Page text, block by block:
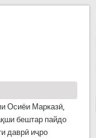
Осиёи Марказӣ,
бештар пайдо
даврӣ иҷро